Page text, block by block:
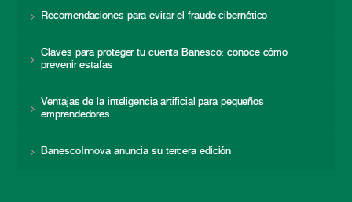
Recomendaciones para evitar el fraude cibernético
Claves para proteger tu cuenta Banesco: conoce cómo
prevenir estafas
Ventajas de la inteligencia artificial para pequeños
emprendedores
BanescoInnova anuncia su tercera edición